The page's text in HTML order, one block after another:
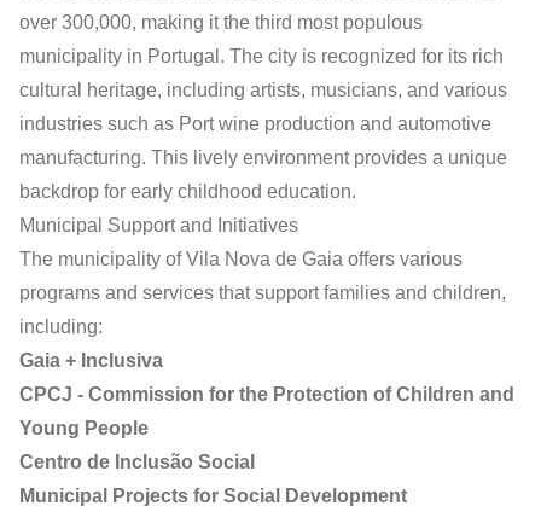
over 300,000, making it the third most populous
municipality in Portugal. The city is recognized for its rich
cultural heritage, including artists, musicians, and various
industries such as Port wine production and automotive
manufacturing. This lively environment provides a unique
backdrop for early childhood education.
Municipal Support and Initiatives
The municipality of Vila Nova de Gaia offers various
programs and services that support families and children,
including:
Gaia + Inclusiva
CPCJ - Commission for the Protection of Children and
Young People
Centro de Inclusão Social
Municipal Projects for Social Development